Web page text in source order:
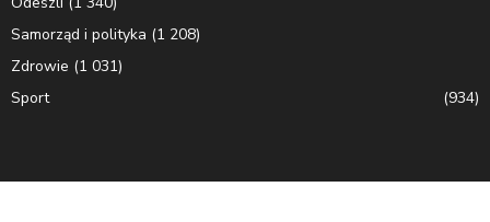
Samorząd i polityka (1 208)
Zdrowie (1 031)
Sport
(934)